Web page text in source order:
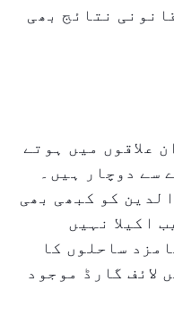
نتائج بھی
علاقوں میں ہوتے
سے دوچار ہیں۔
کو کبھی بھی
اکیلا نہیں
ساحلوں کا
لائف گارڈ موجود